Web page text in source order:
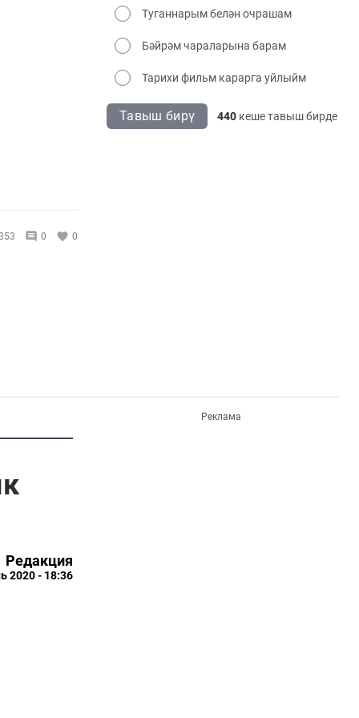
0 0
Туганнарым белән очрашам
Бәйрәм чараларына барам
Тарихи фильм карарга уйлыйм
Тавыш бирү 440 кеше тавыш бирде
Редакция
2020 - 18:36
Реклама